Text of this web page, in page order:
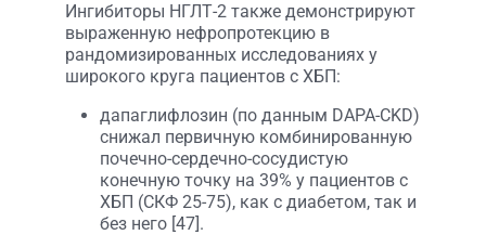
Ингибиторы НГЛТ-2 также демонстрируют
выраженную нефропротекцию в
рандомизированных исследованиях у
широкого круга пациентов с ХБП:
дапаглифлозин (по данным DAPA-CKD)
снижал первичную комбинированную
почечно-сердечно-сосудистую
конечную точку на 39% у пациентов с
ХБП (СКФ 25-75), как с диабетом, так и
без него [47].